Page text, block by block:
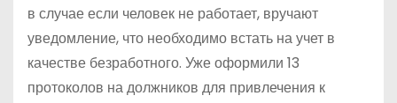
в случае если человек не работает, вручают
уведомление, что необходимо встать на учет в
качестве безработного. Уже оформили 13
протоколов на должников для привлечения к